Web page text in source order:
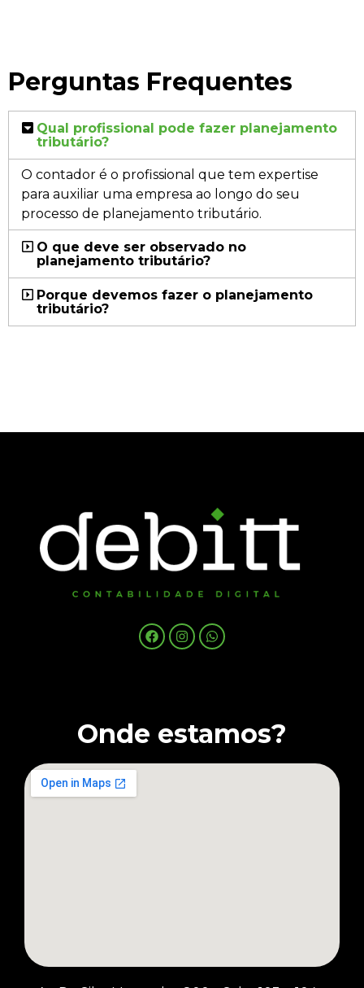
Perguntas Frequentes
Qual profissional pode fazer planejamento
tributário?
O contador é o profissional que tem expertise
para auxiliar uma empresa ao longo do seu
processo de planejamento tributário.
O que deve ser observado no
planejamento tributário?
Porque devemos fazer o planejamento
tributário?
Onde estamos?